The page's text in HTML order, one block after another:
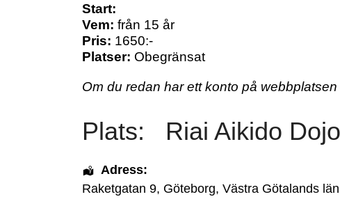
Start:
Vem: från 15 år
Pris: 1650:-
Platser: Obegränsat
Om du redan har ett konto på webbplatsen
Plats: Riai Aikido Dojo
Adress:
Raketgatan 9, Göteborg, Västra Götalands län